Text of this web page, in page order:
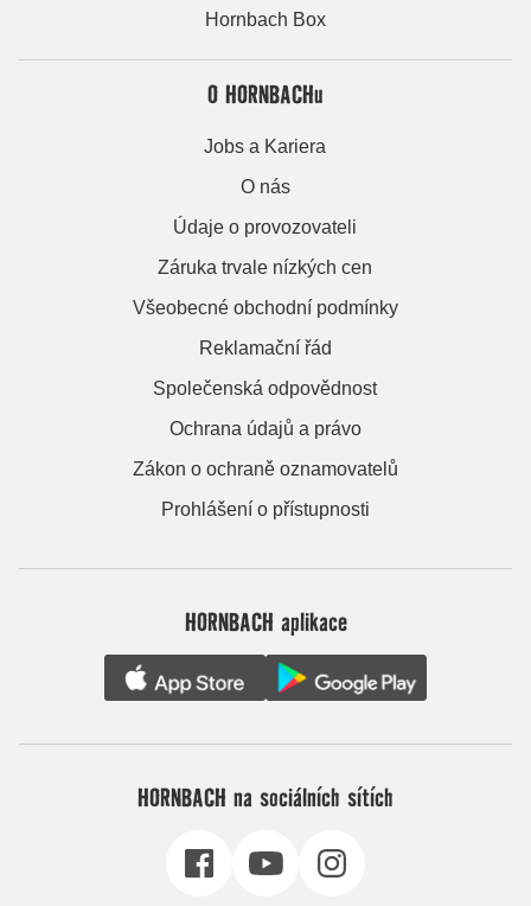
Hornbach Box
O HORNBACHu
Jobs a Kariera
O nás
Údaje o provozovateli
Záruka trvale nízkých cen
Všeobecné obchodní podmínky
Reklamační řád
Společenská odpovědnost
Ochrana údajů a právo
Zákon o ochraně oznamovatelů
Prohlášení o přístupnosti
HORNBACH aplikace
HORNBACH na sociálních sítích